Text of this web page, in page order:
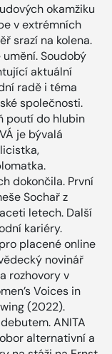
okamžiku
v extrémních
srazí na kolena.
Soudobý
aktuální
radě i téma
společnosti.
poutí do hlubin
je bývalá
dokončila. První
Sochař z
letech. Další
kariéry.
placené online
novinář
rozhovory v
Voices in
(2022).
ANITA
alternativní a